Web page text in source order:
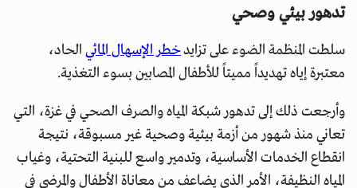
تدهور بيئي وصحي
سلطت المنظمة الضوء على تزايدخطر الإسهال المائي الحاد،
معتبرة إياه تهديداً مميتاً للأطفال المصابين بسوء التغذية.
وأرجعت ذلك إلى تدهور شبكة المياه والصرف الصحي في غزة، التي
تعاني منذ شهور من أزمة بيئية وصحية غير مسبوقة، نتيجة
انقطاع الخدمات الأساسية، وتدمير واسع للبنية التحتية، وغياب
المياه النظيفة، الأمر الذي يضاعف من معاناة الأطفال والمرضى في